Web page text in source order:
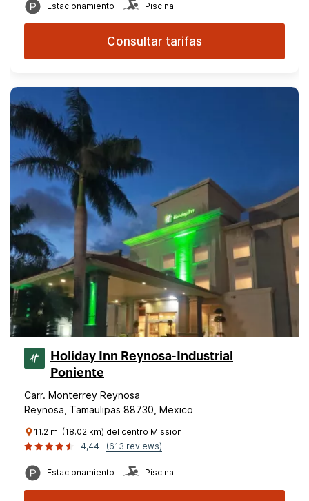
Estacionamiento Piscina
Consultar tarifas
Holiday Inn Reynosa-Industrial
Poniente
Carr. Monterrey Reynosa
Reynosa, Tamaulipas 88730, Mexico
11.2 mi (18.02 km) del centro Mission
4,44
(613 reviews)
Estacionamiento Piscina